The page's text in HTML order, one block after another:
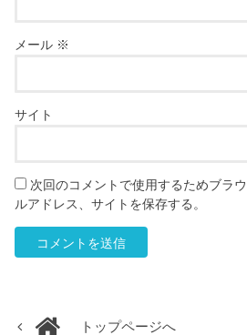
メール ※
サイト
次回のコメントで使用するためブラ
ルアドレス、サイトを保存する。
トップページへ